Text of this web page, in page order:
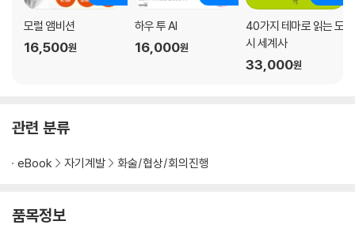
모럴 앰비션
16,500원
하우 투 AI
16,000원
40가지 테마로 읽는 도
시 세계사
33,000원
관련 분류
eBook 자기계발 화술/협상/회의진행
품목정보